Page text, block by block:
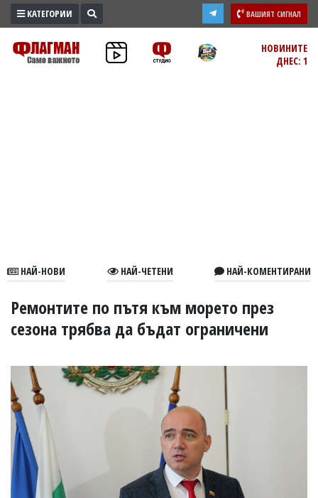
ПРОМО
ЗОНА
В
УКРАЙНА
РАЗСЛЕДВАНЕ
БИЗНЕС
ЮГ
Управители:
Веселин
Василев,
email:
КАТЕГОРИИ ВАШИЯТ СИГНАЛ
НОВИНИТЕ
ДНЕС: 1
НАЙ-НОВИ НАЙ-ЧЕТЕНИ НАЙ-КОМЕНТИРАНИ
Ремонтите по пътя към морето през
сезона трябва да бъдат ограничени